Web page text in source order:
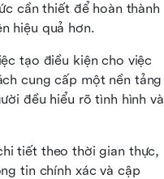
cần thiết để hoàn thành
hiệu quả hơn.
tạo điều kiện cho việc
cung cấp một nền tảng
đều hiểu rõ tình hình và
tiết theo thời gian thực,
tin chính xác và cập